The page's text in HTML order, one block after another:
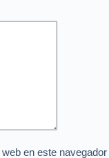
en este navegador